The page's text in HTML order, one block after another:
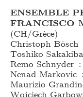
ENSEMBLE
FRANCISCO
(CH/Grèce)
Christoph
Toshiko
Remo Schnyder
Nenad Markovic
Maurizio
Wojciech